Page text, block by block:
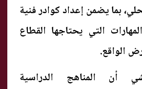
بما يضمن إعداد كوادر فنية
التي يحتاجها القطاع
الواقع.
أن المناهج الدراسية